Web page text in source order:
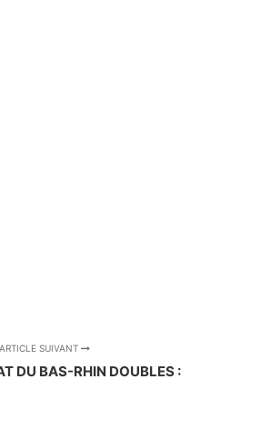
ARTICLE SUIVANT
DU BAS-RHIN DOUBLES :